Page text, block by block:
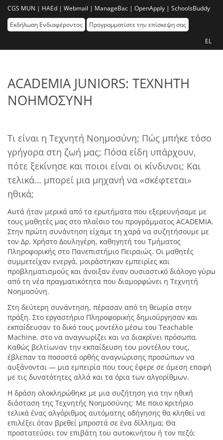
CGS MUN | HAEd | Webmail | ManageBac | OpenApply | SchoolsBuddy
Εκδήλωση Ενδιαφέροντος
Προγραμματίστε την επίσκεψη σας
EL
ACADEMIA JUNIORS: ΤΕΧΝΗΤΗ
ΝΟΗΜΟΣΥΝΗ
Τι είναι η Τεχνητή Νοημοσύνη; Πώς μπήκε τόσο
γρήγορα στη ζωή μας; Πόσα είδη υπάρχουν,
πότε ξεκίνησε και ποιοι είναι οι κίνδυνοι; Και
τελικά… μπορεί μια μηχανή να «σκέφτεται»
ηθικά;
Αυτά ήταν μερικά από τα ερωτήματα που εξερευνήσαμε με
τους μαθητές μας στο πλαίσιο του προγράμματος ACADEMIA.
Στην πρώτη συνάντηση είχαμε τη χαρά να συζητήσουμε με
τον Δρ. Χρήστο Δουληγέρη, καθηγητή του Τμήματος
Πληροφορικής στο Πανεπιστήμιο Πειραιώς. Οι μαθητές
συμμετείχαν ενεργά, μοιράστηκαν εμπειρίες και
προβληματισμούς και άνοιξαν έναν ουσιαστικό διάλογο γύρω
από τη νέα πραγματικότητα που διαμορφώνει η Τεχνητή
Νοημοσύνη.
Στη δεύτερη συνάντηση, πέρασαν από τη θεωρία στην
πράξη. Στο εργαστήριο Πληροφορικής δημιούργησαν και
εκπαίδευσαν το δικό τους μοντέλο μέσω του Teachable
Machine, στο να αναγνωρίζει και να διακρίνει πρόσωπα.
Καθώς βελτίωναν την εκπαίδευση του μοντέλου τους,
έβλεπαν τα ποσοστά ορθής αναγνώρισης προσώπων να
αυξάνονται — μια εμπειρία που τους έφερε σε άμεση επαφή
με τις δυνατότητες αλλά και τα όρια των αλγορίθμων.
Η δράση ολοκληρώθηκε με μια συζήτηση για την ηθική
διάσταση της Τεχνητής Νοημοσύνης: Με ποιο κριτήριο
τελικά ένας αλγόριθμος αυτόματης οδήγησης θα κληθεί να
επιλέξει όταν βρεθεί μπροστά σε ένα δίλλημα; Θα
προστατεύσει τον επιβάτη του αυτοκινήτου ή τον πεζό;